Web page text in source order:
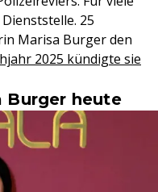
25
Marisa Burger den
2025 kündigte sie
Burger heute